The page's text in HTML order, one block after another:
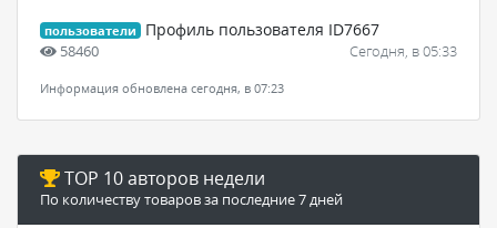
пользователи Профиль пользователя ID7667
58460 Сегодня, в 05:33
Информация обновлена сегодня, в 07:23
TOP 10 авторов недели
По количеству товаров за последние 7 дней